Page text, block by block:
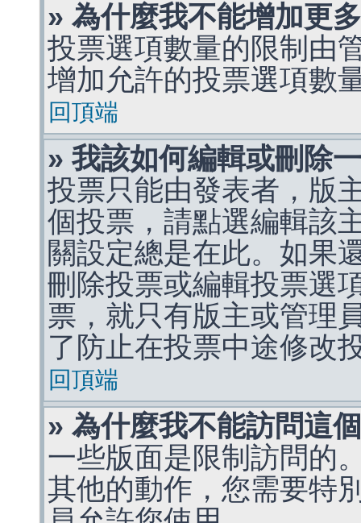
» 為什麼我不能增加更
投票選項數量的限制由
增加允許的投票選項數
回頂端
» 我該如何編輯或刪除
投票只能由發表者，版
個投票，請點選編輯該
關設定總是在此。如果
刪除投票或編輯投票選
票，就只有版主或管理
了防止在投票中途修改
回頂端
» 為什麼我不能訪問這
一些版面是限制訪問的
其他的動作，您需要特